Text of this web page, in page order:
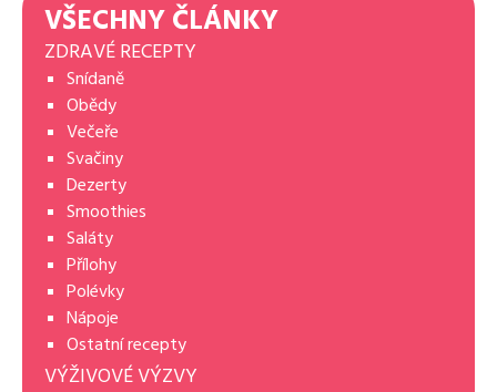
VŠECHNY ČLÁNKY
ZDRAVÉ RECEPTY
Snídaně
Obědy
Večeře
Svačiny
Dezerty
Smoothies
Saláty
Přílohy
Polévky
Nápoje
Ostatní recepty
VÝŽIVOVÉ VÝZVY